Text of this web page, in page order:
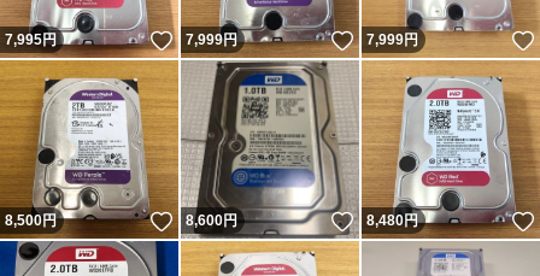
7,995円 いいね！
7,999円 いいね！
7,999円
8,500円 いいね！
8,600円 いいね！
8,480円